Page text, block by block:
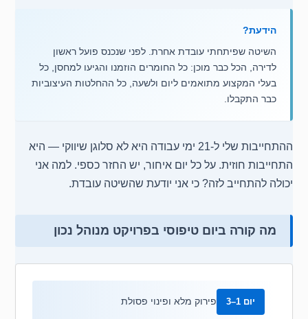
הידעת?
השיטה שפיתחתי עובדת אחרת. לפני שנכנס פועל ראשון
לדירה, הכל כבר מוכן: כל החומרים הוזמנו והגיעו למחסן, כל
בעלי המקצוע מתואמים ליום ולשעה, כל ההחלטות העיצוביות
כבר התקבלו.
ההתחייבות שלי ל-21 ימי עבודה היא לא סלוגן שיווקי — היא
התחייבות חוזית. על כל יום איחור, יש החזר כספי. למה אני
יכולה להתחייב לזה? כי אני יודעת שהשיטה עובדת.
מה קורה ביום טיפוסי בפרויקט מנוהל נכון
יום 1–3 פירוק מלא ופינוי פסולת